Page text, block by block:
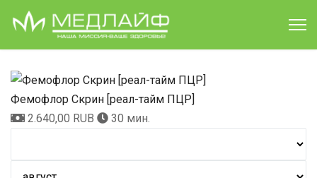
Фемофлор Скрин [реал-тайм ПЦР]
2.640,00 RUB
30 мин.